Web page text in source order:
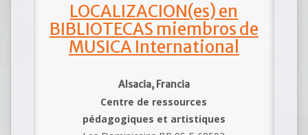
LOCALIZACION(es) en
BIBLIOTECAS miembros de
MUSICA International
Alsacia, Francia
Centre de ressources
pédagogiques et artistiques